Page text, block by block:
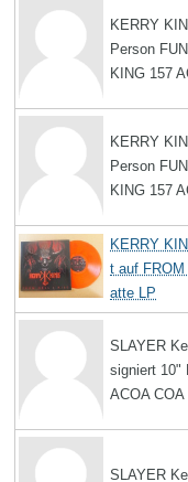
KERRY
Person
KING 157
KERRY
Person
KING 157
KERRY
t auf
atte LP
SLAYER
signiert 10"
ACOA COA
SLAYER